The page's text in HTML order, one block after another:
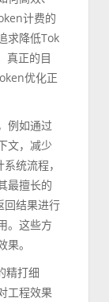
计费的
求降低Tok
真正的目
优化正
例如通过
文，减少
统流程，
最擅长的
回结果进行
。这些方
。
精打细
工程效果